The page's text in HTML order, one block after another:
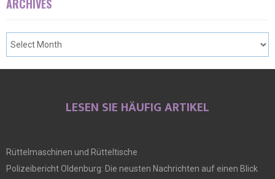
ARCHIVES
LESEN SIE HÄUFIG ARTIKEL
Rüttelmaschinen und Rütteltische
Polizeibericht Oldenburg: Die neusten Nachrichten auf einen Blick